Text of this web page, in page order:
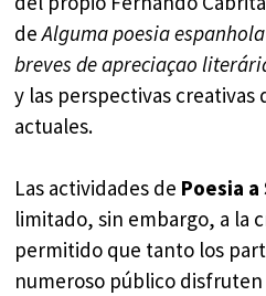
deAlguma poesia
breves de apreciaçao
y las perspectivas creativas
actuales.
Las actividades de Poesia a
limitado, sin embargo, a la
permitido que tanto los
numeroso público